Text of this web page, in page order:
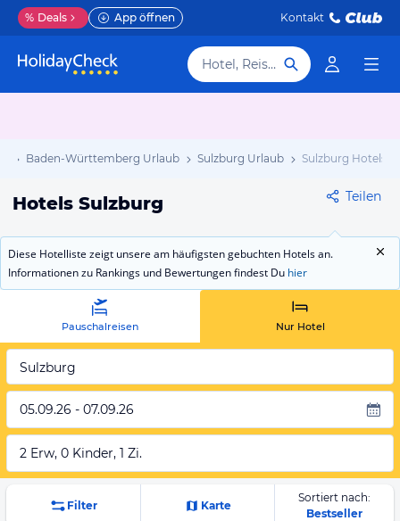
% Deals App öffnen Kontakt
Hotel, Reiseziel
Baden-Württemberg Urlaub Sulzburg Urlaub Sulzburg Hotels
Hotels Sulzburg Teilen
Diese Hotelliste zeigt unsere am häufigsten gebuchten Hotels an.
Informationen zu Rankings und Bewertungen findest Du hier
Pauschalreisen Nur Hotel
Sulzburg
05.09.26 - 07.09.26
2 Erw, 0 Kinder, 1 Zi.
Filter Karte
Sortiert nach:
Bestseller